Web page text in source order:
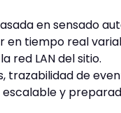
en sensado
tiempo real
red LAN del sitio.
trazabilidad de
y